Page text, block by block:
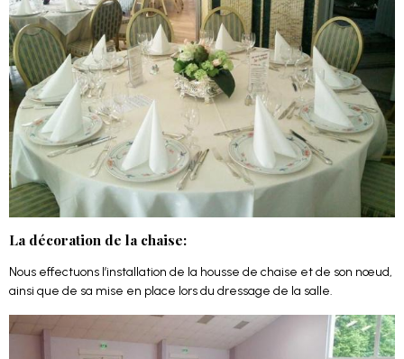
La décoration de la chaise:
Nous effectuons l’installation de la housse de chaise et de son nœud,
ainsi que de sa mise en place lors du dressage de la salle.